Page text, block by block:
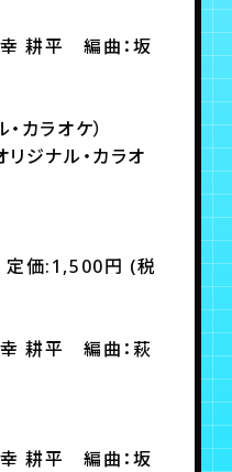
耕平 編曲：坂
カラオケ）
ジナル・カラオ
定価:1,500円 (税
耕平 編曲：萩
耕平 編曲：坂